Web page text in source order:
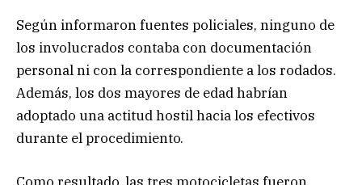
Según informaron fuentes policiales, ninguno de
los involucrados contaba con documentación
personal ni con la correspondiente a los rodados.
Además, los dos mayores de edad habrían
adoptado una actitud hostil hacia los efectivos
durante el procedimiento.